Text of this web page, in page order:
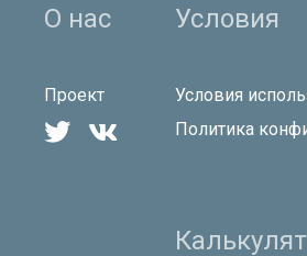
О нас
Проект
 
Условия
Условия
Политика